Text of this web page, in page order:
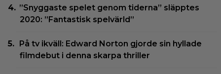
”Snyggaste spelet genom tiderna” släpptes
2020: ”Fantastisk spelvärld”
På tv ikväll: Edward Norton gjorde sin hyllade
filmdebut i denna skarpa thriller